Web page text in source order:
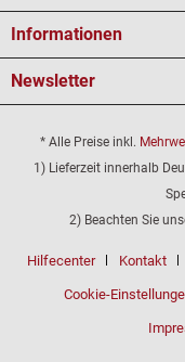
Informationen
Newsletter
* Alle Preise inkl.
1) Lieferzeit innerhalb
2) Beachten Sie
Hilfecenter Kontakt
Cookie-